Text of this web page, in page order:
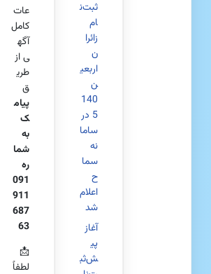
ثبت‌ن
ام
زائرا
ن
اربعی
ن
140
5 در
ساما
نه
سما
ح
اعلام
شد
آغاز
پی
ش‌ثب
عات
کامل
آگه
ی از
طری
ق
پیام
ک
به
شما
ره
091
911
687
63
📩
لطفاً